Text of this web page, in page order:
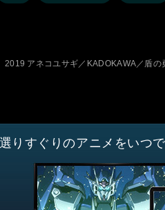
2019 アネコユサギ／KADOKAWA／盾
選りすぐりのアニメをいつ